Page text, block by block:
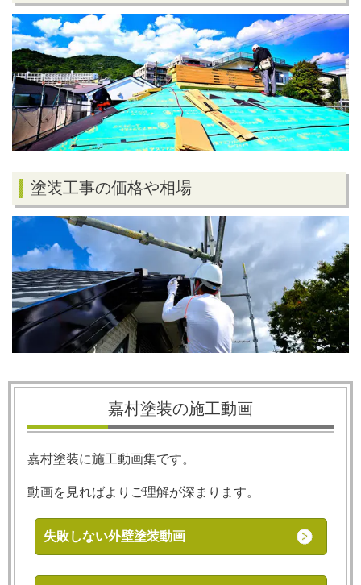
塗装工事の価格や相場
嘉村塗装の施工動画
嘉村塗装に施工動画集です。
動画を見ればよりご理解が深まります。
失敗しない外壁塗装動画